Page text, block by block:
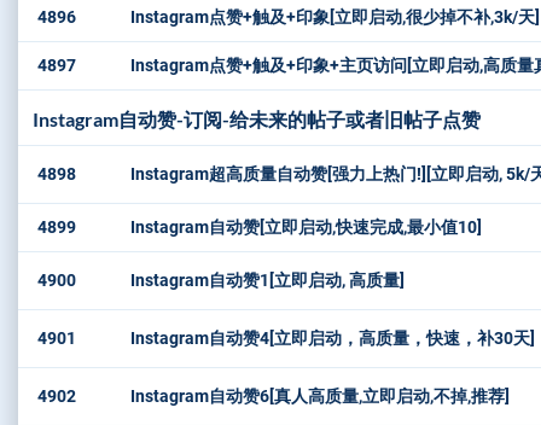
4896 Instagram点赞+触及+印象[立即启动,很少掉不补,3k/
4897 Instagram点赞+触及+印象+主页访问[立即启动,高质
Instagram自动赞-订阅-给未来的帖子或者旧帖子点赞
4898 Instagram超高质量自动赞[强力上热门!][立即启动, 5k/
4899 Instagram自动赞[立即启动,快速完成,最小值10]
4900 Instagram自动赞1[立即启动, 高质量]
4901 Instagram自动赞4[立即启动，高质量，快速，补30天]
4902 Instagram自动赞6[真人高质量,立即启动,不掉,推荐]